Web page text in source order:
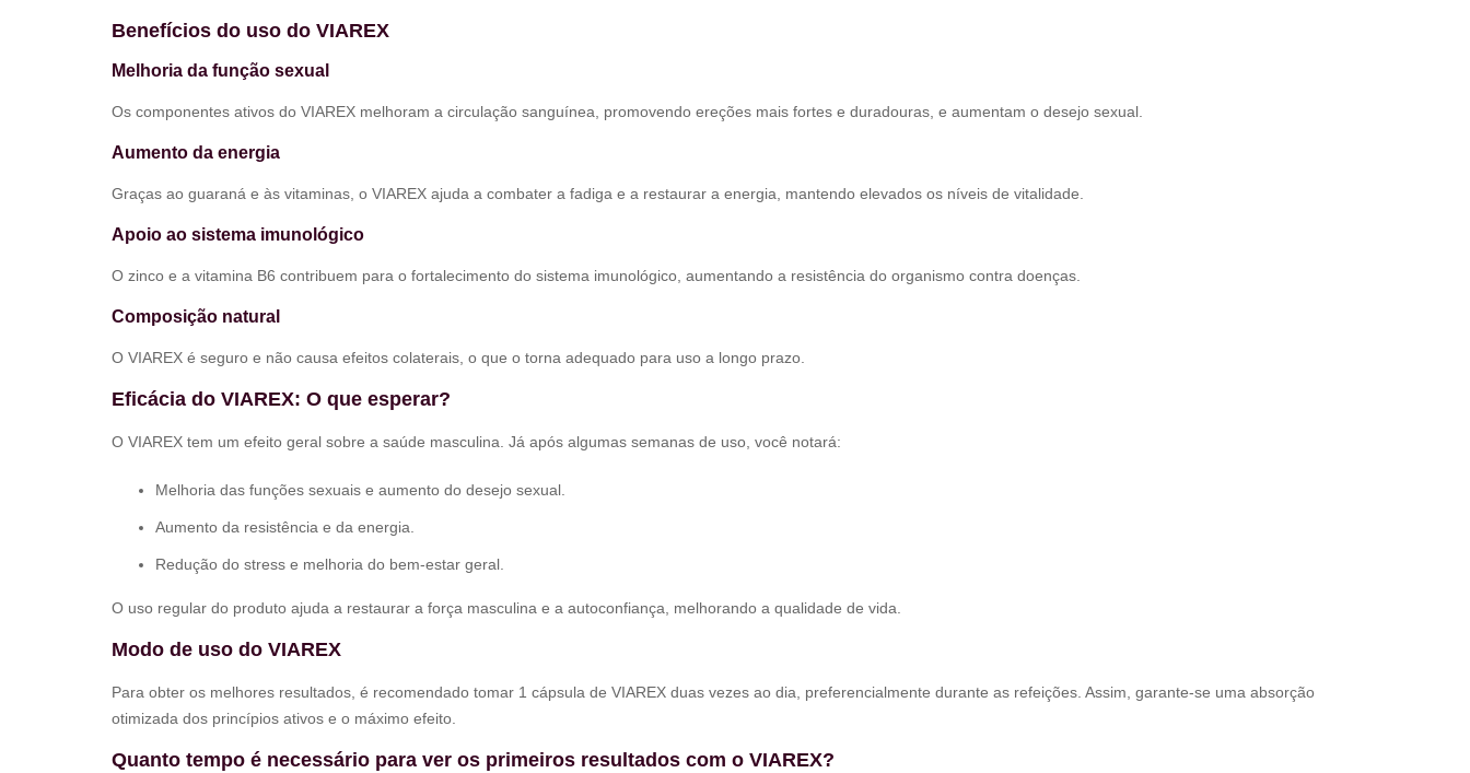
Benefícios do uso do VIAREX
Melhoria da função sexual
Os componentes ativos do VIAREX melhoram a circulação sanguínea, promovendo ereções mais fortes e duradouras, e aumentam o desejo sexual.
Aumento da energia
Graças ao guaraná e às vitaminas, o VIAREX ajuda a combater a fadiga e a restaurar a energia, mantendo elevados os níveis de vitalidade.
Apoio ao sistema imunológico
O zinco e a vitamina B6 contribuem para o fortalecimento do sistema imunológico, aumentando a resistência do organismo contra doenças.
Composição natural
O VIAREX é seguro e não causa efeitos colaterais, o que o torna adequado para uso a longo prazo.
Eficácia do VIAREX: O que esperar?
O VIAREX tem um efeito geral sobre a saúde masculina. Já após algumas semanas de uso, você notará:
Melhoria das funções sexuais e aumento do desejo sexual.
Aumento da resistência e da energia.
Redução do stress e melhoria do bem-estar geral.
O uso regular do produto ajuda a restaurar a força masculina e a autoconfiança, melhorando a qualidade de vida.
Modo de uso do VIAREX
Para obter os melhores resultados, é recomendado tomar 1 cápsula de VIAREX duas vezes ao dia, preferencialmente durante as refeições. Assim, garante-se uma absorção
otimizada dos princípios ativos e o máximo efeito.
Quanto tempo é necessário para ver os primeiros resultados com o VIAREX?